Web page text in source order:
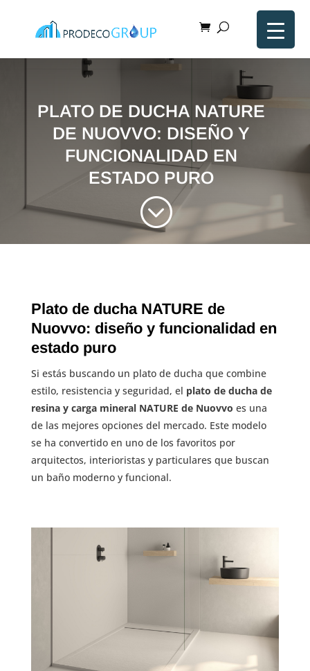
PLATO DE DUCHA NATURE
DE NUOVVO: DISEÑO Y
FUNCIONALIDAD EN
ESTADO PURO
;
Plato de ducha NATURE de
Nuovvo: diseño y funcionalidad en
estado puro
Si estás buscando un plato de ducha que combine
estilo, resistencia y seguridad, el plato de ducha de
resina y carga mineral NATURE de Nuovvo es una
de las mejores opciones del mercado. Este modelo
se ha convertido en uno de los favoritos por
arquitectos, interioristas y particulares que buscan
un baño moderno y funcional.